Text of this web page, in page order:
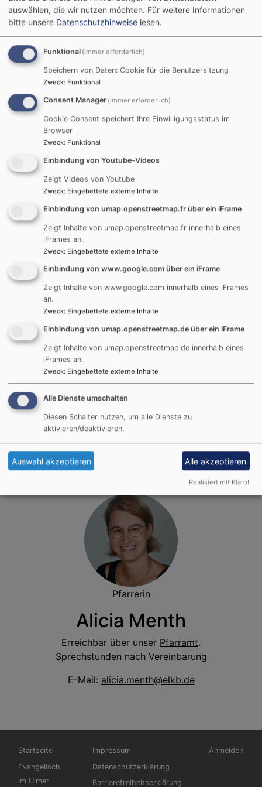
Unser Pfarrteam – Für Sie da
In unserer Gemeinde sind Sie herzlich willkommen!
Unser Pfarrteam besteht aus engagierten Menschen,
die Ihnen mit Rat und Tat zur Seite stehen.
Wir freuen uns auf den Austausch mit Ihnen und
begleiten Sie gerne auf Ihrem persönlichen
Glaubensweg.
Ob Sie ein Gespräch suchen, einen Gottesdienst
besuchen oder sich in unsere Gemeindearbeit
einbringen möchten –wir sind für Sie da!
Stefan Reichenbacher
Sprechstunden nach Vereinbarung
E-Mail:stefan.reichenbacher@elkb.de
Pfarrerin
Alicia Menth
Erreichbar über unser Pfarramt.
Sprechstunden nach Vereinbarung
E-Mail: alicia.menth@elkb.de
Hauptnavigation
Startseite
Evangelisch
im Ulmer
Fußbereichsmenü
Impressum
Datenschutzerklärung
Barrierefreiheitserklärung
Anmelden
auswählen, die wir nutzen möchten. Für weitere Informationen
bitte unsere Datenschutzhinweise lesen.
Funktional (immer erforderlich)
Speichern von Daten: Cookie für die Benutzersitzung
Zweck: Funktional
Consent Manager (immer erforderlich)
Cookie Consent speichert Ihre Einwilligungsstatus im
Browser
Zweck: Funktional
Einbindung von Youtube-Videos
Zeigt Videos von Youtube
Zweck: Eingebettete externe Inhalte
Einbindung von umap.openstreetmap.fr über ein iFrame
Zeigt Inhalte von umap.openstreetmap.fr innerhalb eines
iFrames an.
Zweck: Eingebettete externe Inhalte
Einbindung von www.google.com über ein iFrame
Zeigt Inhalte von www.google.com innerhalb eines iFrames
an.
Zweck: Eingebettete externe Inhalte
Einbindung von umap.openstreetmap.de über ein iFrame
Zeigt Inhalte von umap.openstreetmap.de innerhalb eines
iFrames an.
Zweck: Eingebettete externe Inhalte
Alle Dienste umschalten
Diesen Schalter nutzen, um alle Dienste zu
aktivieren/deaktivieren.
Auswahl akzeptieren Alle akzeptieren
Realisiert mit Klaro!